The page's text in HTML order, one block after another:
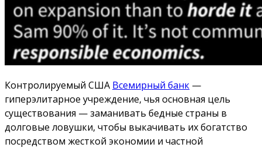
Контролируемый США Всемирный банк —
гиперэлитарное учреждение, чья основная цель
существования — заманивать бедные страны в
долговые ловушки, чтобы выкачивать их богатство
посредством жесткой экономии и частной